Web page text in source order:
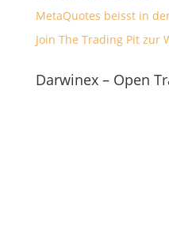
MetaQuotes beisst in
Join The Trading Pit zur
Darwinex – Open